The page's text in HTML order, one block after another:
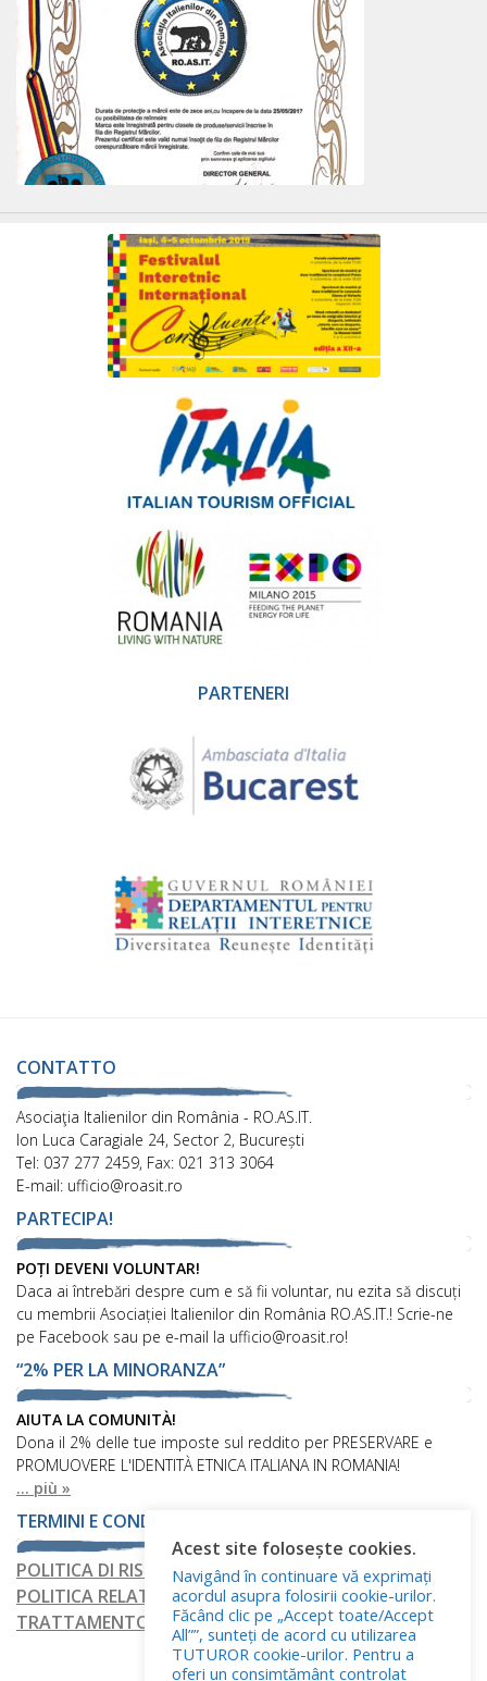
PARTENERI
CONTATTO
Asociaţia Italienilor din România - RO.AS.IT.
Ion Luca Caragiale 24, Sector 2, București
Tel: 037 277 2459, Fax: 021 313 3064
E-mail: ufficio@roasit.ro
PARTECIPA!
POȚI DEVENI VOLUNTAR!
Daca ai întrebări despre cum e să fii voluntar, nu ezita să discuți
cu membrii Asociației Italienilor din România RO.AS.IT.! Scrie-ne
pe Facebook sau pe e-mail la ufficio@roasit.ro!
“2% PER LA MINORANZA”
AIUTA LA COMUNITÀ!
Dona il 2% delle tue imposte sul reddito per PRESERVARE e
PROMUOVERE L'IDENTITÀ ETNICA ITALIANA IN ROMANIA!
... più »
TERMINI E CONDIZIONI
POLITICA DI RISERVATEZZA
POLITICA RELATIVA AI FILE COOKIE
TRATTAMENTO DEI DATI PERSONALI
Acest site folosește cookies.
Navigând în continuare vă exprimați
acordul asupra folosirii cookie-urilor.
Făcând clic pe „Accept toate/Accept
All””, sunteți de acord cu utilizarea
TUTUROR cookie-urilor. Pentru a
oferi un consimțământ controlat